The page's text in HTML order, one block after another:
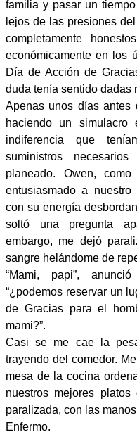
familia y pasar un
lejos de las presiones
completamente
económicamente en los
Día de Acción de
duda tenía sentido dadas
Apenas unos días antes
haciendo un simulacro
indiferencia que
suministros
planeado. Owen,
entusiasmado a
con su energía
soltó una pregunta
embargo, me dejó
sangre helándome de
“Mami, papi”,
“¿podemos reservar un
de Gracias para el
mami?”.
Casi se me cae la
trayendo del comedor.
mesa de la cocina
nuestros mejores
paralizada, con las
Enfermo.